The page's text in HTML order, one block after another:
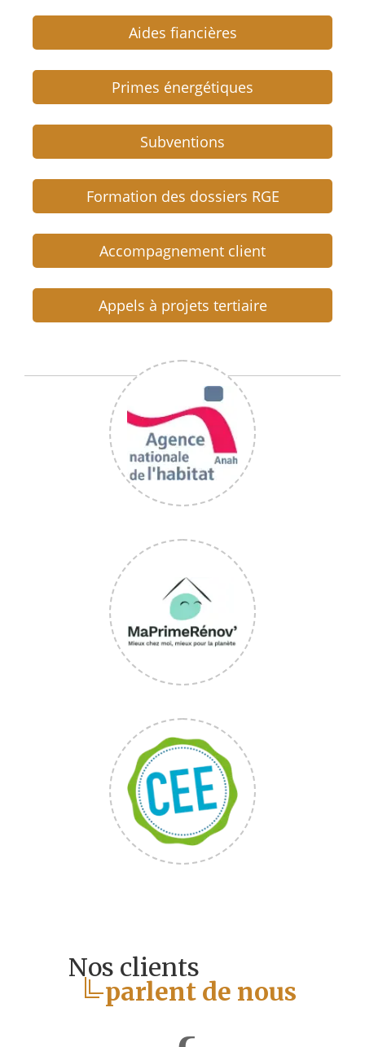
Aides fiancières
Primes énergétiques
Subventions
Formation des dossiers RGE
Accompagnement client
Appels à projets tertiaire
Nos clients
parlent de nous